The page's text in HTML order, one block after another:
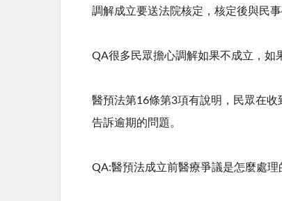
調解成立要送法院核定，核定後與民
QA很多民眾擔心調解如果不成立，如
醫預法第16條第3項有說明，民眾在收
告訴逾期的問題。
QA:醫預法成立前醫療爭議是怎麼處理